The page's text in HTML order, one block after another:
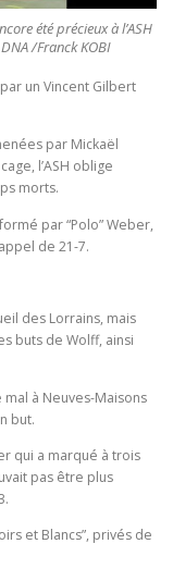
été précieux à l’ASH
/Franck KOBI
un Vincent Gilbert
par Mickaël
l’ASH oblige
morts.
par “Polo” Weber,
de 21-7.
des Lorrains, mais
buts de Wolff, ainsi
à Neuves-Maisons
but.
qui a marqué à trois
pas être plus
et Blancs”, privés de